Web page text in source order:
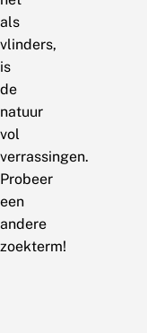
als
vlinders,
is
de
natuur
vol
verrassingen.
Probeer
een
andere
zoekterm!